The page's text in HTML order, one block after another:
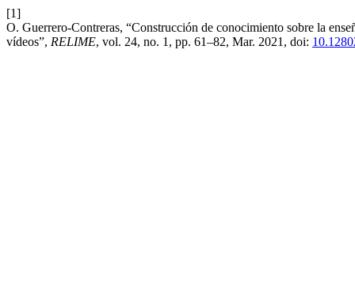
[1]
O. Guerrero-Contreras, “Construcción de conocimiento sobre la
vídeos”, RELIME, vol. 24, no. 1, pp. 61–82, Mar. 2021, doi: